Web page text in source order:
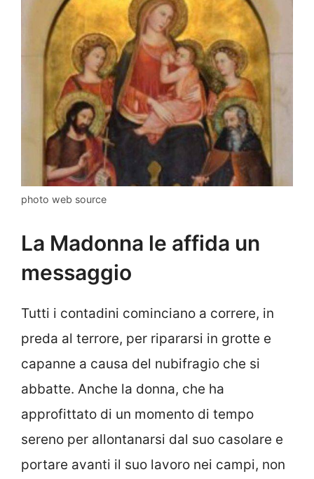
photo web source
La Madonna le affida un
messaggio
Tutti i contadini cominciano a correre, in
preda al terrore, per ripararsi in grotte e
capanne a causa del nubifragio che si
abbatte. Anche la donna, che ha
approfittato di un momento di tempo
sereno per allontanarsi dal suo casolare e
portare avanti il suo lavoro nei campi, non